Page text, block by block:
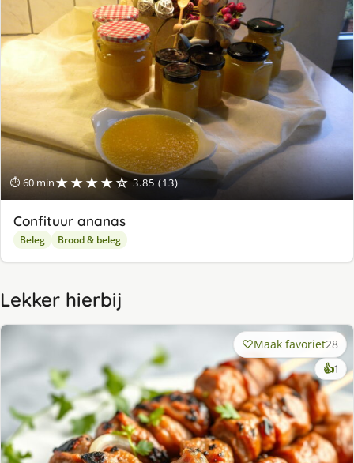
⏱ 60 min★★★★☆ 3.85 (13)
Confituur ananas
Beleg Brood & beleg
Lekker hierbij
Maak favoriet28
👍1